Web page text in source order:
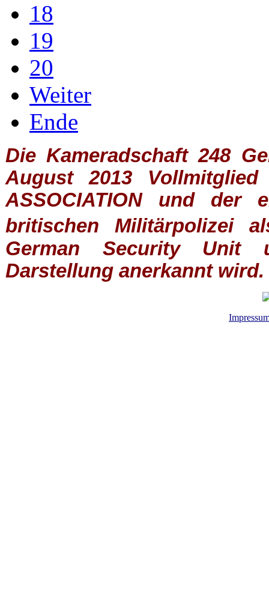
18
19
20
Weiter
Ende
Die Kameradschaft 248
August 2013
ASSOCIATIONund der
britischen
Militärpolizei
German Security Unit
Darstellung anerkannt wird.